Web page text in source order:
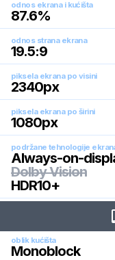
odnos ekrana i kućišta
87.6%
odnos strana ekrana
19.5:9
piksela ekrana po visini
2340px
piksela ekrana po širini
1080px
podržane tehnologije
Always-on-
Dolby Vision
HDR10+
oblik kućišta
Monoblock